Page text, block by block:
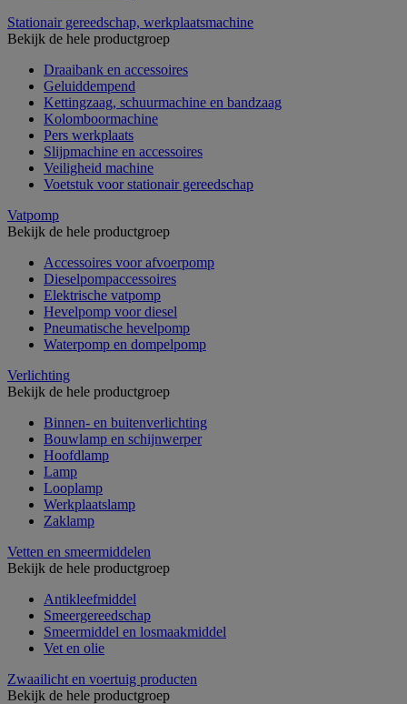
Stationair gereedschap, werkplaatsmachine
Bekijk de hele productgroep
Draaibank en accessoires
Geluiddempend
Kettingzaag, schuurmachine en bandzaag
Kolomboormachine
Pers werkplaats
Slijpmachine en accessoires
Veiligheid machine
Voetstuk voor stationair gereedschap
Vatpomp
Bekijk de hele productgroep
Accessoires voor afvoerpomp
Dieselpompaccessoires
Elektrische vatpomp
Hevelpomp voor diesel
Pneumatische hevelpomp
Waterpomp en dompelpomp
Verlichting
Bekijk de hele productgroep
Binnen- en buitenverlichting
Bouwlamp en schijnwerper
Hoofdlamp
Lamp
Looplamp
Werkplaatslamp
Zaklamp
Vetten en smeermiddelen
Bekijk de hele productgroep
Antikleefmiddel
Smeergereedschap
Smeermiddel en losmaakmiddel
Vet en olie
Zwaailicht en voertuig producten
Bekijk de hele productgroep